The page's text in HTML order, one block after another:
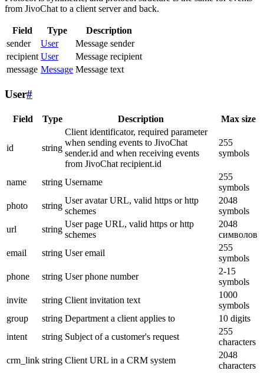
from JivoChat to a client server and back.
Field Type
Description
sender
User
Message sender
recipient User
Message recipient
message Message Message text
User#
Field Type Description Max size
id string
Client identificator, required parameter
when sending events to JivoChat
sender.id and when receiving events
from JivoChat recipient.id
255
symbols
name string Username
255
symbols
photo
string
User avatar URL, valid https or http
schemes
2048
symbols
url
string
User page URL, valid https or http
schemes
2048
символов
email
string User email
255
symbols
phone
string User phone number
2-15
symbols
invite
string Client invitation text
1000
symbols
group
string Department a client applies to
10 digits
intent
string Subject of a customer's request
255
characters
crm_link string Client URL in a CRM system
2048
characters